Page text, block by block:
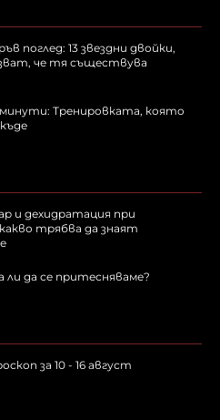
поглед: 13 звездни двойки,
че тя съществува
Тренировката, която
и дехидратация при
трябва да знаят
ли да се притесняваме?
за 10 - 16 август